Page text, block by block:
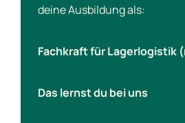
deine Ausbildung als:
Fachkraft für Lagerlogistik
Das lernst du bei uns